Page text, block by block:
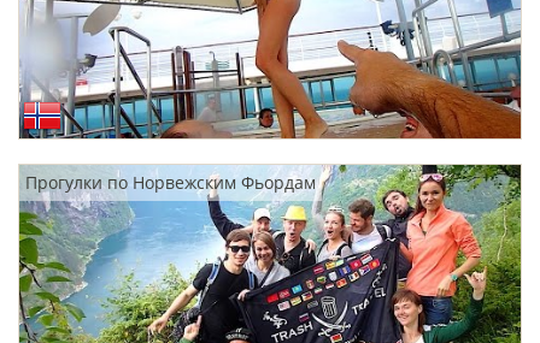
Прогулки по Норвежским Фьордам